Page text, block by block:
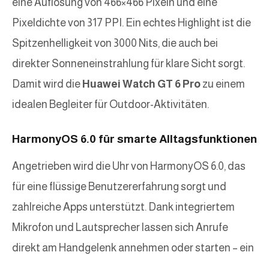
eine Auflösung von 466×466 Pixeln und eine
Pixeldichte von 317 PPI. Ein echtes Highlight ist die
Spitzenhelligkeit von 3000 Nits, die auch bei
direkter Sonneneinstrahlung für klare Sicht sorgt.
Damit wird die Huawei Watch GT 6 Pro zu einem
idealen Begleiter für Outdoor-Aktivitäten.
HarmonyOS 6.0 für smarte Alltagsfunktionen
Angetrieben wird die Uhr von HarmonyOS 6.0, das
für eine flüssige Benutzererfahrung sorgt und
zahlreiche Apps unterstützt. Dank integriertem
Mikrofon und Lautsprecher lassen sich Anrufe
direkt am Handgelenk annehmen oder starten – ein